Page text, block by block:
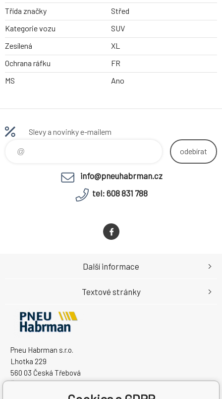
Třída značky
Střed
Kategorie vozu
SUV
Zesílená
XL
Ochrana ráfku
FR
MS
Ano
Slevy a novinky e-mailem
odebírat
info@pneuhabrman.cz
tel: 608 831 788
Pneu Habrman s.r.o.
Lhotka 229
560 03 Česká Třebová
Česká Republika
Další informace
Textové stránky